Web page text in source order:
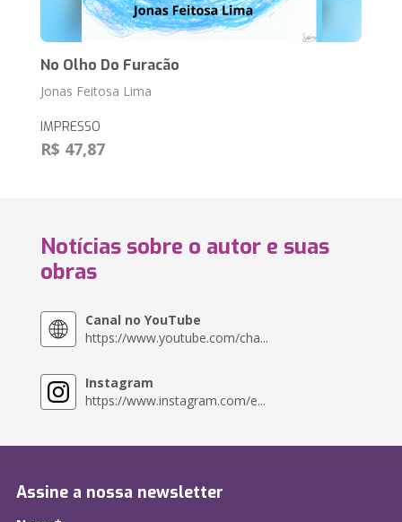
No Olho Do Furacão
Jonas Feitosa Lima
IMPRESSO
R$ 47,87
Notícias sobre o autor e suas
obras
Canal no YouTube
https://www.youtube.com/cha...
Instagram
https://www.instagram.com/e...
Assine a nossa newsletter